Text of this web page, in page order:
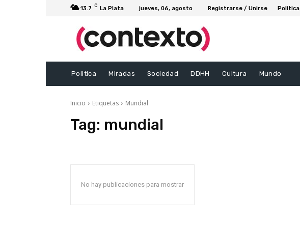
13.7 C La Plata jueves, 06, agosto Registrarse / Unirse Politica
Politica Miradas Sociedad DDHH Cultura Mundo
Inicio Etiquetas Mundial
Tag: mundial
No hay publicaciones para mostrar